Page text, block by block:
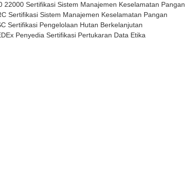
22000 Sertifikasi Sistem Manajemen Keselamatan Pangan
Sertifikasi Sistem Manajemen Keselamatan Pangan
Sertifikasi Pengelolaan Hutan Berkelanjutan
Penyedia Sertifikasi Pertukaran Data Etika